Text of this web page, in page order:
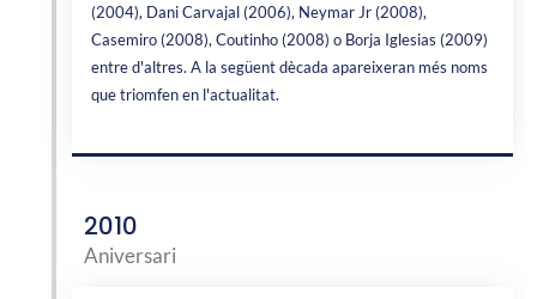
(2004), Dani Carvajal (2006), Neymar Jr (2008),
Casemiro (2008), Coutinho (2008) o Borja Iglesias (2009)
entre d'altres. A la següent dècada apareixeran més noms
que triomfen en l'actualitat.
2010
Aniversari